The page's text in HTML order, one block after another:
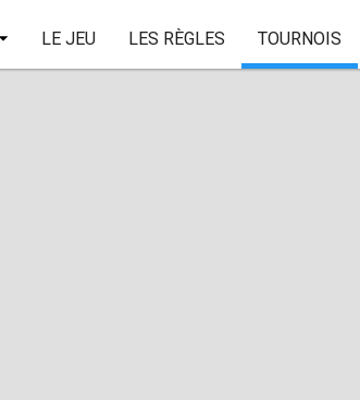
LE JEU LES RÈGLES TOURNOIS